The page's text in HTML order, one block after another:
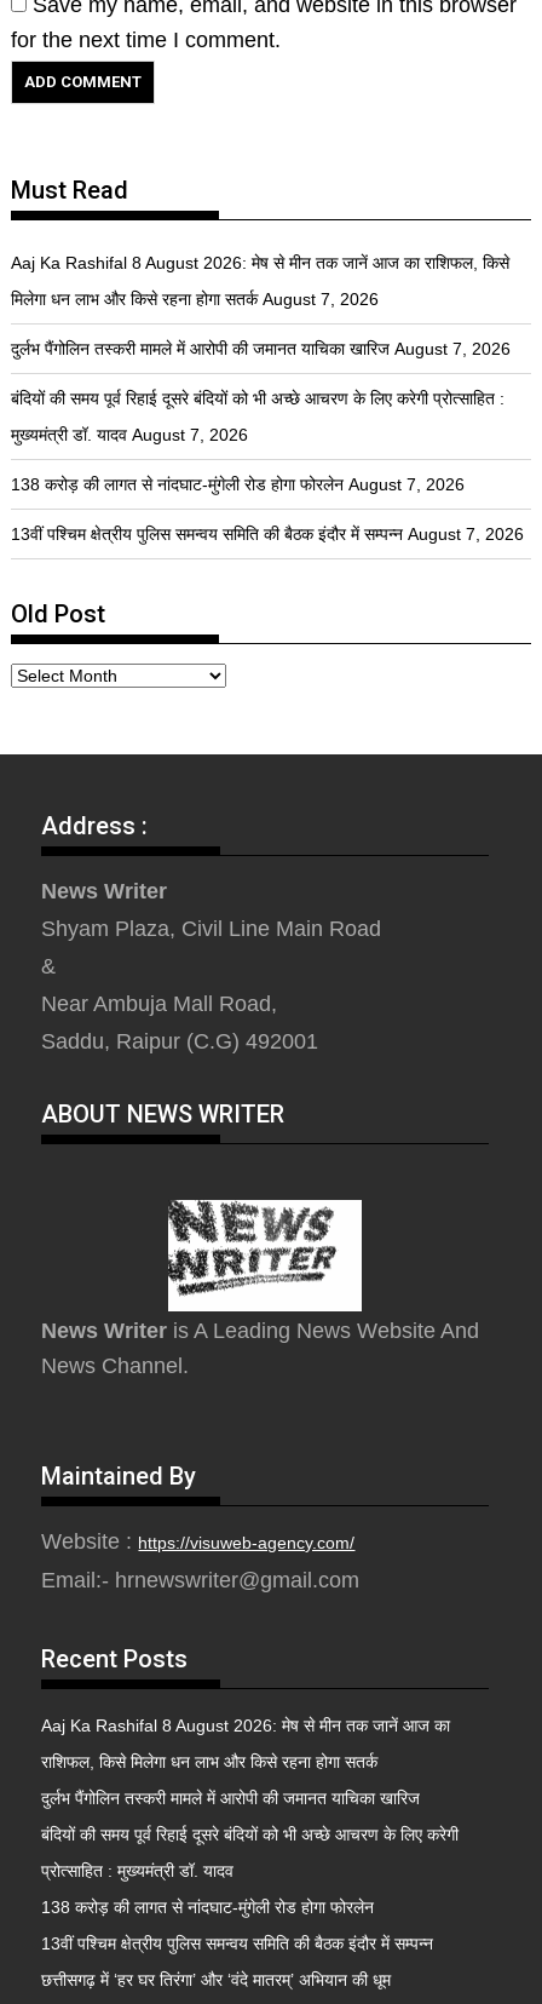
for the next time I comment.
Must Read
Aaj Ka Rashifal 8 August 2026: मेष से मीन तक जानें आज का राशिफल, किसे
मिलेगा धन लाभ और किसे रहना होगा सतर्क August 7, 2026
दुर्लभ पैंगोलिन तस्करी मामले में आरोपी की जमानत याचिका खारिज August 7, 2026
बंदियों की समय पूर्व रिहाई दूसरे बंदियों को भी अच्छे आचरण के लिए करेगी प्रोत्साहित :
मुख्यमंत्री डॉ. यादव August 7, 2026
138 करोड़ की लागत से नांदघाट-मुंगेली रोड होगा फोरलेन August 7, 2026
13वीं पश्चिम क्षेत्रीय पुलिस समन्वय समिति की बैठक इंदौर में सम्पन्न August 7, 2026
Old Post
Address :
News Writer
Shyam Plaza, Civil Line Main Road
&
Near Ambuja Mall Road,
Saddu, Raipur (C.G) 492001
ABOUT NEWS WRITER
News Writer is A Leading News Website And
News Channel.
Maintained By
Website : https://visuweb-agency.com/
Email:- hrnewswriter@gmail.com
Recent Posts
Aaj Ka Rashifal 8 August 2026: मेष से मीन तक जानें आज का
राशिफल, किसे मिलेगा धन लाभ और किसे रहना होगा सतर्क
दुर्लभ पैंगोलिन तस्करी मामले में आरोपी की जमानत याचिका खारिज
बंदियों की समय पूर्व रिहाई दूसरे बंदियों को भी अच्छे आचरण के लिए करेगी
प्रोत्साहित : मुख्यमंत्री डॉ. यादव
138 करोड़ की लागत से नांदघाट-मुंगेली रोड होगा फोरलेन
13वीं पश्चिम क्षेत्रीय पुलिस समन्वय समिति की बैठक इंदौर में सम्पन्न
छत्तीसगढ़ में ‘हर घर तिरंगा’ और ‘वंदे मातरम्’ अभियान की धूम